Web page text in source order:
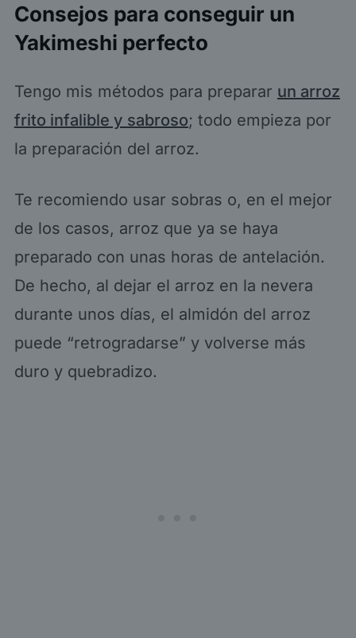
Consejos para conseguir un
Yakimeshi perfecto
Tengo mis métodos para preparar un arroz
frito infalible y sabroso; todo empieza por
la preparación del arroz.
Te recomiendo usar sobras o, en el mejor
de los casos, arroz que ya se haya
preparado con unas horas de antelación.
De hecho, al dejar el arroz en la nevera
durante unos días, el almidón del arroz
puede “retrogradarse” y volverse más
duro y quebradizo.